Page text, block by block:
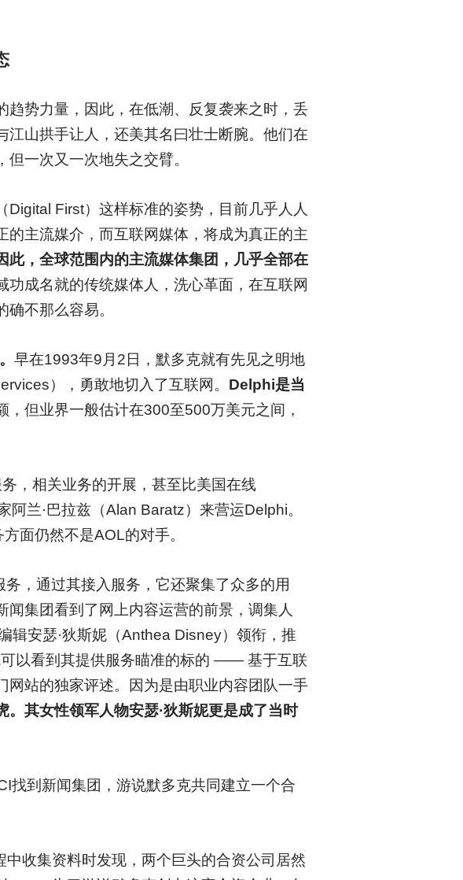
势力量，因此，在低潮、反复袭来之时，丢
山拱手让人，还美其名曰壮士断腕。他们在
一次又一次地失之交臂。
First）这样标准的姿势，目前几乎人人
主流媒介，而互联网媒体，将成为真正的主
，全球范围内的主流媒体集团，几乎全部在
功成名就的传统媒体人，洗心革面，在互联网
不那么容易。
早在1993年9月2日，默多克就有先见之明地
），勇敢地切入了互联网。 Delphi是当
，但业界一般估计在300至500万美元之间，
，相关业务的开展，甚至比美国在线
兰·巴拉兹（Alan Baratz）来营运Delphi。
面仍然不是AOL的对手。
，通过其接入服务，它还聚集了众多的用
闻集团看到了网上内容运营的前景，调集人
辑安瑟·狄斯妮（Anthea Disney）领衔，推
以看到其提供服务瞄准的标的 —— 基于互联
网站的独家评述。因为是由职业内容团队一手
其女性领军人物安瑟·狄斯妮更是成了当时
找到新闻集团，游说默多克共同建立一个合
收集资料时发现，两个巨头的合资公司居然